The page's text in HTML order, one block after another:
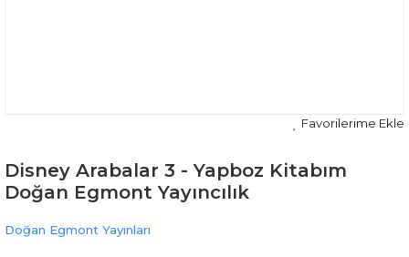
Disney Arabalar 3 - Yapboz Kitabım
Doğan Egmont Yayıncılık
Doğan Egmont Yayınları